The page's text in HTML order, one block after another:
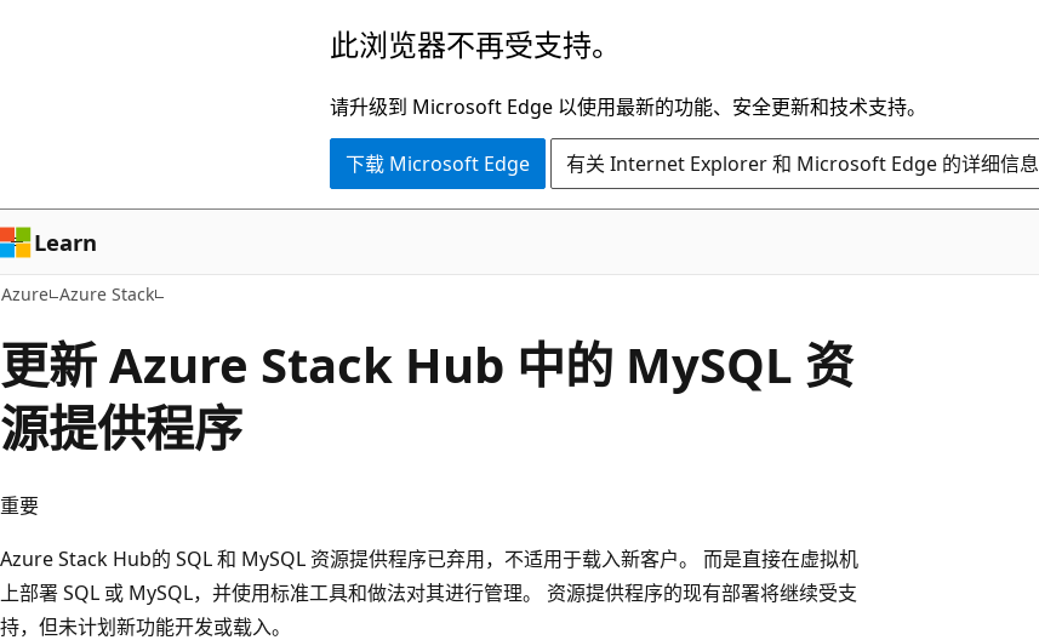
容
此浏览器不再受支持。
请升级到 Microsoft Edge 以使用最新的功能、安全更新和技术支持。
下载 Microsoft Edge 有关 Internet Explorer 和 Microsoft Edge 的详细信息
Learn
Azure Azure Stack
更新 Azure Stack Hub 中的 MySQL 资
源提供程序
重要
Azure Stack Hub的 SQL 和 MySQL 资源提供程序已弃用，不适用于载入新客户。 而是直接在虚拟机
上部署 SQL 或 MySQL，并使用标准工具和做法对其进行管理。 资源提供程序的现有部署将继续受支
持，但未计划新功能开发或载入。